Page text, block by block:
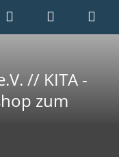
// KITA -
zum